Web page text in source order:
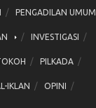
PENGADILAN UMUM
INVESTIGASI
PILKADA
IKLAN OPINI